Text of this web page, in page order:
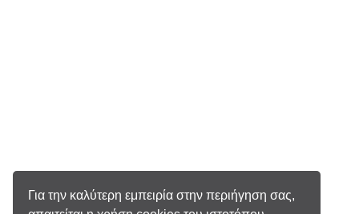
Για την καλύτερη εμπειρία στην περιήγηση σας,